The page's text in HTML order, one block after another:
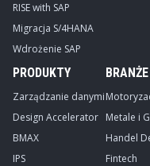
RISE with SAP
Migracja S/4HANA
Wdrożenie SAP
PRODUKTY
Zarządzanie danymi
Design Accelerator
BMAX
IPS
BRANŻE
Metale i
Handel
Fintech